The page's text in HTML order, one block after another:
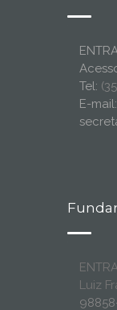
Tel:
E-mail:
Luiz